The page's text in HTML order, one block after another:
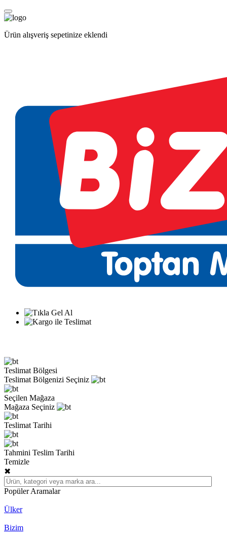
Ürün alışveriş sepetinize eklendi
Teslimat Bölgesi
Teslimat Bölgenizi Seçiniz
Seçilen Mağaza
Mağaza Seçiniz
Teslimat Tarihi
Tahmini Teslim Tarihi
Temizle
✖
Popüler Aramalar
Ülker
Bizim